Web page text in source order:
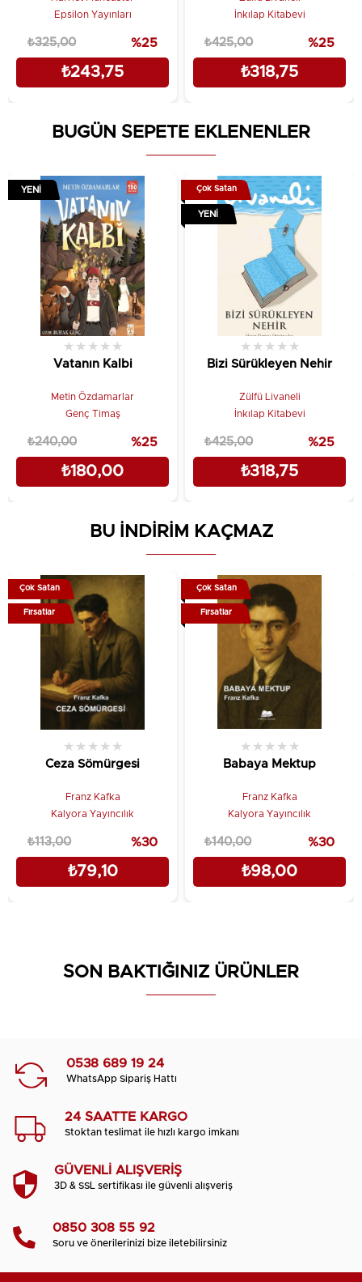
olması imkânsız... değil mi?
Epsilon Yayınları
₺243,75
₺325,00 %25
İnkılap Kitabevi
₺318,75
₺425,00 %25
BUGÜN SEPETE EKLENENLER
Vatanın Kalbi
★ ★ ★ ★ ★
Metin Özdamarlar
Genç Timaş
₺180,00
₺240,00 %25
YENI
Bizi Sürükleyen Nehir
★ ★ ★ ★ ★
Zülfü Livaneli
İnkılap Kitabevi
₺318,75
₺425,00 %25
Çok Satan
YENI
BU İNDİRİM KAÇMAZ
Ceza Sömürgesi
★ ★ ★ ★ ★
Franz Kafka
Kalyora Yayıncılık
₺79,10
₺113,00 %30
Çok Satan
Fırsatlar
Babaya Mektup
★ ★ ★ ★ ★
Franz Kafka
Kalyora Yayıncılık
₺98,00
₺140,00 %30
Çok Satan
Fırsatlar
SON BAKTIĞINIZ ÜRÜNLER
0538 689 19 24
WhatsApp Sipariş Hattı
24 SAATTE KARGO
Stoktan teslimat ile hızlı kargo imkanı
GÜVENLİ ALIŞVERİŞ
3D & SSL sertifikası ile güvenli alışveriş
0850 308 55 92
Soru ve önerilerinizi bize iletebilirsiniz